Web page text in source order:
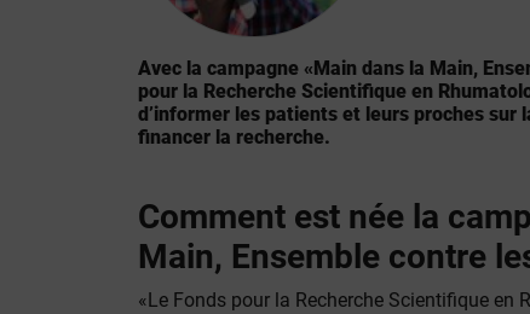
Avec la campagne «Main dans la Main,
pour la Recherche Scientifique en
d’informer les patients et leurs proches sur
financer la recherche.
Comment est née la
Main, Ensemble contre
«Le Fonds pour la Recherche Scientifique en